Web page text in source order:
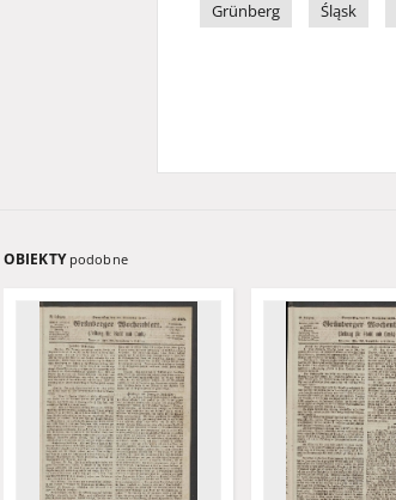
Grünberg
Śląsk
OBIEKTY podobne